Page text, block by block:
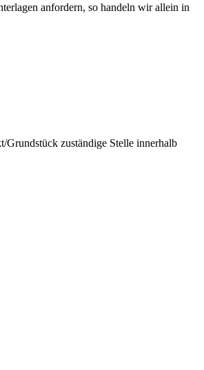
anfordern, so handeln wir allein in
zuständige Stelle innerhalb